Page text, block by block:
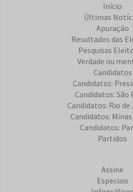
Início
Últimas
Apuração
Resultados das
Pesquisas
Verdade ou
Candidatos
Candidatos:
Candidatos: São
Candidatos: Rio de
Candidatos:
Candidatos:
Partidos
Assine
Especiais